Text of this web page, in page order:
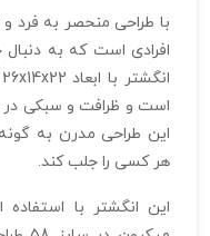
با طراحی منحصر به فرد و
افرادی است که به
است و ظرافت و سبکی در
این طراحی مدرن به
هر کسی را جلب کند.